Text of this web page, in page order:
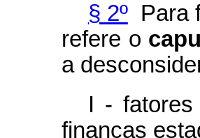
§ 2ºPara
refere o
a
I - fatores
finanças